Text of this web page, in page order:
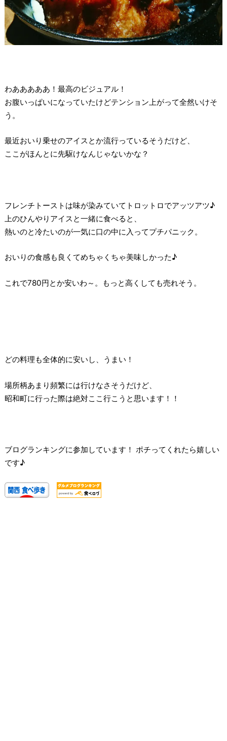
わあああああ！最高のビジュアル！
お腹いっぱいになっていたけどテンション上がって全然いけそ
う。
最近おいり乗せのアイスとか流行っているそうだけど、
ここがほんとに先駆けなんじゃないかな？
フレンチトーストは味が染みていてトロットロでアッツアツ♪
上のひんやりアイスと一緒に食べると、
熱いのと冷たいのが一気に口の中に入ってプチパニック。
おいりの食感も良くてめちゃくちゃ美味しかった♪
これで780円とか安いわ～。もっと高くしても売れそう。
どの料理も全体的に安いし、うまい！
場所柄あまり頻繁には行けなさそうだけど、
昭和町に行った際は絶対ここ行こうと思います！！
ブログランキングに参加しています！ ポチってくれたら嬉しい
です♪